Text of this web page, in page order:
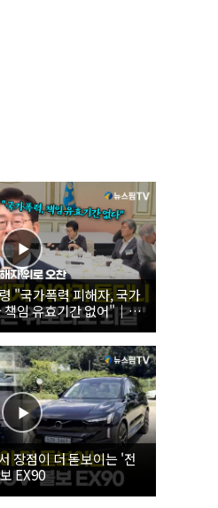
"국가폭력 피해자, 국가
임 유효기간 없어"｜
해자 위로 오찬
장점이 더 돋보이는 '전
EX90